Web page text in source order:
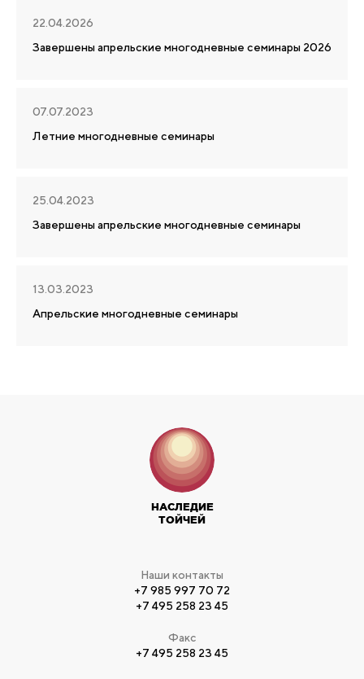
22.04.2026
Завершены апрельские многодневные семинары 2026
07.07.2023
Летние многодневные семинары
25.04.2023
Завершены апрельские многодневные семинары
13.03.2023
Апрельские многодневные семинары
НАСЛЕДИЕ
ТОЙЧЕЙ
Наши контакты
+7 985 997 70 72
+7 495 258 23 45
Факс
+7 495 258 23 45